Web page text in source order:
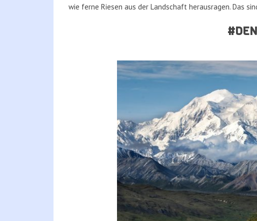
wie ferne Riesen aus der Landschaft herausragen. Das